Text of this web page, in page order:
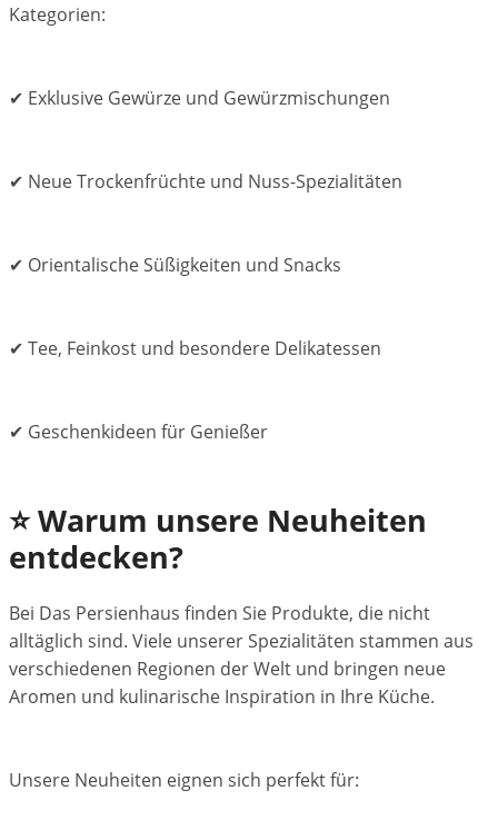
Kategorien:
✔ Exklusive Gewürze und Gewürzmischungen
✔ Neue Trockenfrüchte und Nuss-Spezialitäten
✔ Orientalische Süßigkeiten und Snacks
✔ Tee, Feinkost und besondere Delikatessen
✔ Geschenkideen für Genießer
⭐ Warum unsere Neuheiten
entdecken?
Bei Das Persienhaus finden Sie Produkte, die nicht
alltäglich sind. Viele unserer Spezialitäten stammen aus
verschiedenen Regionen der Welt und bringen neue
Aromen und kulinarische Inspiration in Ihre Küche.
Unsere Neuheiten eignen sich perfekt für: